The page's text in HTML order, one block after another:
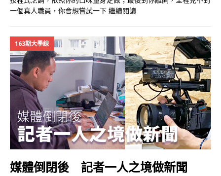
一個真人職員，你會想嘗試一下 繼續閱讀
163期大學線
媒體倒閉後 記者一人之境做新聞